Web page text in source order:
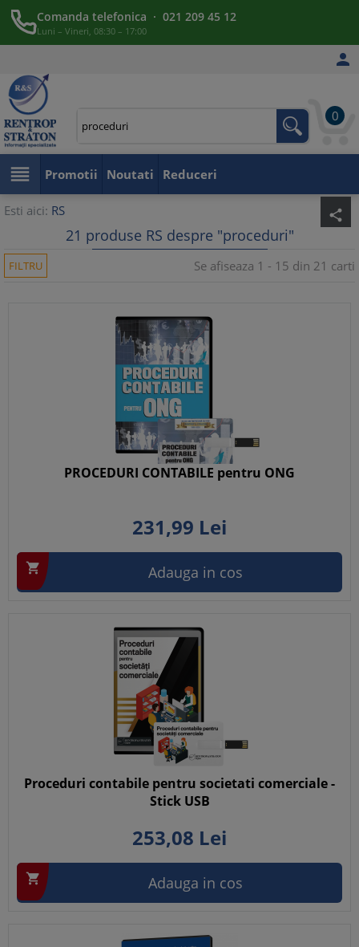
Comanda telefonica · 021 209 45 12
Luni – Vineri, 08:30 – 17:00

0
 Promotii Noutati Reduceri
Esti aici: RS share
21 produse RS despre "proceduri"
FILTRU Se afiseaza 1 - 15 din 21 carti
PROCEDURI CONTABILE pentru ONG
231,99 Lei
 Adauga in cos
Proceduri contabile pentru societati comerciale -
Stick USB
253,08 Lei
 Adauga in cos